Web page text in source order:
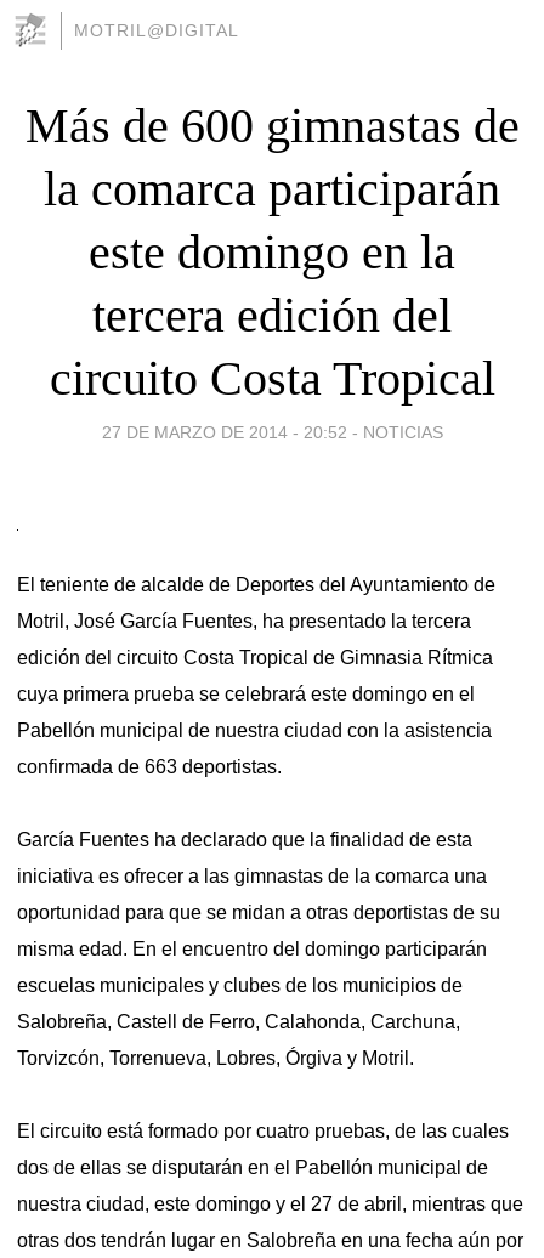
MOTRIL@DIGITAL
Más de 600 gimnastas de
la comarca participarán
este domingo en la
tercera edición del
circuito Costa Tropical
27 DE MARZO DE 2014 - 20:52 - NOTICIAS
El teniente de alcalde de Deportes del Ayuntamiento de
Motril, José García Fuentes, ha presentado la tercera
edición del circuito Costa Tropical de Gimnasia Rítmica
cuya primera prueba se celebrará este domingo en el
Pabellón municipal de nuestra ciudad con la asistencia
confirmada de 663 deportistas.
García Fuentes ha declarado que la finalidad de esta
iniciativa es ofrecer a las gimnastas de la comarca una
oportunidad para que se midan a otras deportistas de su
misma edad. En el encuentro del domingo participarán
escuelas municipales y clubes de los municipios de
Salobreña, Castell de Ferro, Calahonda, Carchuna,
Torvizcón, Torrenueva, Lobres, Órgiva y Motril.
El circuito está formado por cuatro pruebas, de las cuales
dos de ellas se disputarán en el Pabellón municipal de
nuestra ciudad, este domingo y el 27 de abril, mientras que
otras dos tendrán lugar en Salobreña en una fecha aún por